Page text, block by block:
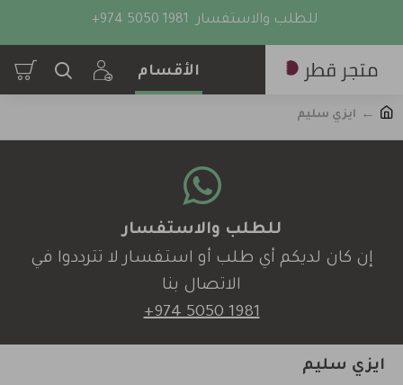
للطلب والاستفسار +974 5050 1981
ايزي سليم
للطلب والاستفسار
إن كان لديكم أي طلب أو استفسار لا تترددوا في
الاتصال بنا
+974 5050 1981
ايزي سليم